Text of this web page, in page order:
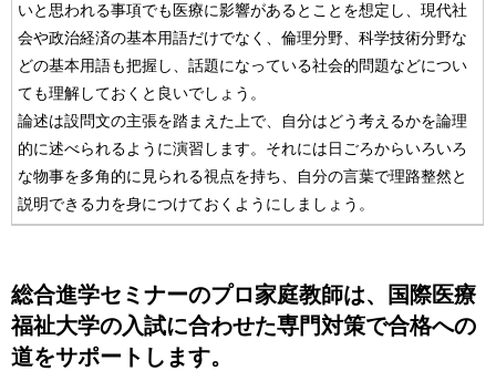
いと思われる事項でも医療に影響があるとことを想定し、現代社
会や政治経済の基本用語だけでなく、倫理分野、科学技術分野な
どの基本用語も把握し、話題になっている社会的問題などについ
ても理解しておくと良いでしょう。
論述は設問文の主張を踏まえた上で、自分はどう考えるかを論理
的に述べられるように演習します。それには日ごろからいろいろ
な物事を多角的に見られる視点を持ち、自分の言葉で理路整然と
説明できる力を身につけておくようにしましょう。
総合進学セミナーのプロ家庭教師は、国際医療
福祉大学の入試に合わせた専門対策で合格への
道をサポートします。